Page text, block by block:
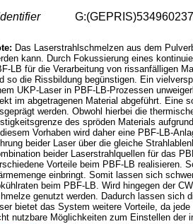
G:(GEPRIS)534960237
Das Laserstrahlschmelzen aus dem
kann. Durch Fokussierung eines
LB für die Verarbeitung von rissanfälligen
so die Rissbildung begünstigen. Ein
UKP-Laser in PBF-LB-Prozessen
im abgetragenen Material abgeführt. Eine
werden. Obwohl hierbei die
des spröden Materials
diesem Vorhaben wird daher eine PBF-LB-
beider Laser über die gleiche
beider Laserstrahlquellen für das
Vorteile beim PBF-LB realisieren.
einbringt. Somit lassen sich
beim PBF-LB. Wird hingegen der
genutzt werden. Dadurch lassen sich
bietet das System weitere Vorteile, da
nutzbare Möglichkeiten zum Einstellen der